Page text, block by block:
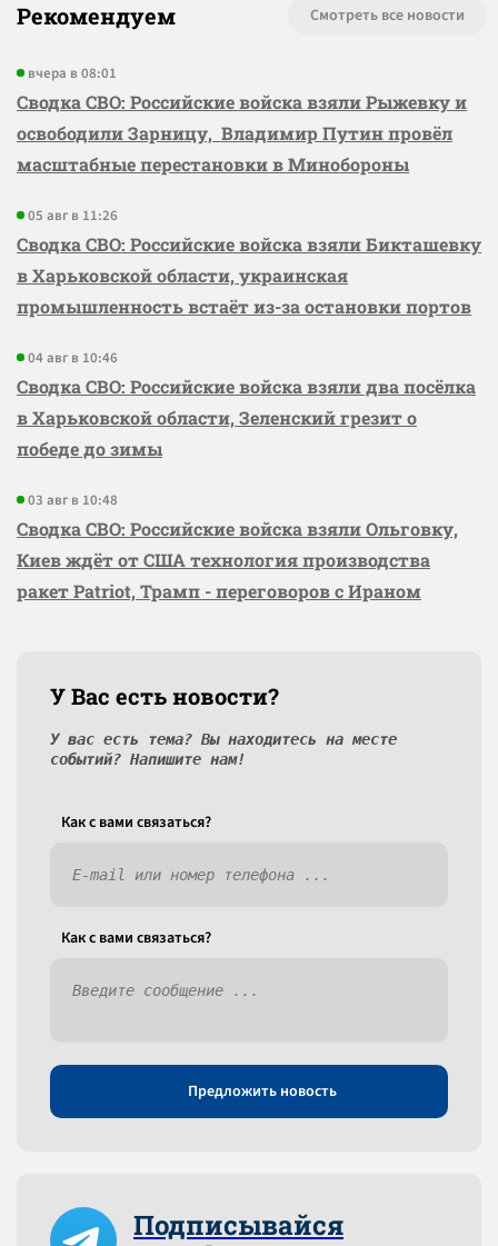
Рекомендуем Смотреть все новости
вчера в 08:01
Сводка СВО: Российские войска взяли Рыжевку и
освободили Зарницу, Владимир Путин провёл
масштабные перестановки в Минобороны
05 авг в 11:26
Сводка СВО: Российские войска взяли Бикташевку
в Харьковской области, украинская
промышленность встаёт из-за остановки портов
04 авг в 10:46
Сводка СВО: Российские войска взяли два посёлка
в Харьковской области, Зеленский грезит о
победе до зимы
03 авг в 10:48
Сводка СВО: Российские войска взяли Ольговку,
Киев ждёт от США технология производства
ракет Patriot, Трамп - переговоров с Ираном
У Вас есть новости?
У вас есть тема? Вы находитесь на месте
событий? Напишите нам!
Как c вами связаться?
Как c вами связаться?
Предложить новость
Подписывайся